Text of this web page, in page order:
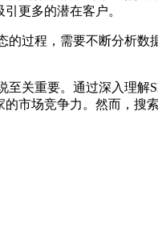
更多的潜在客户。
的过程，需要不断分析
关重要。通过深入理
市场竞争力。然而，搜